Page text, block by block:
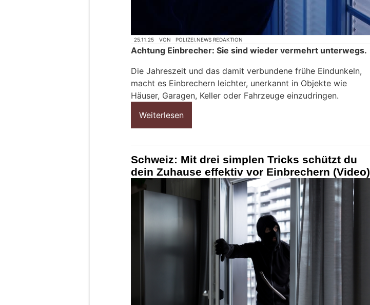
25.11.25 VON POLIZEI.NEWS REDAKTION
Achtung Einbrecher: Sie sind wieder vermehrt unterwegs.
Die Jahreszeit und das damit verbundene frühe Eindunkeln,
macht es Einbrechern leichter, unerkannt in Objekte wie
Häuser, Garagen, Keller oder Fahrzeuge einzudringen.
Weiterlesen
Schweiz: Mit drei simplen Tricks schützt du
dein Zuhause effektiv vor Einbrechern (Video)